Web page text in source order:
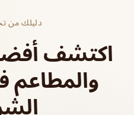
دليلك من
اكتشف
والمطاعم